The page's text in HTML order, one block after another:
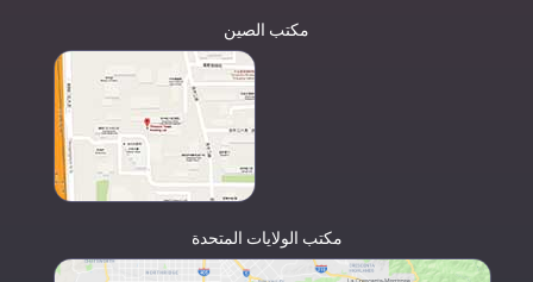
مكتب الصين
مكتب الولايات المتحدة